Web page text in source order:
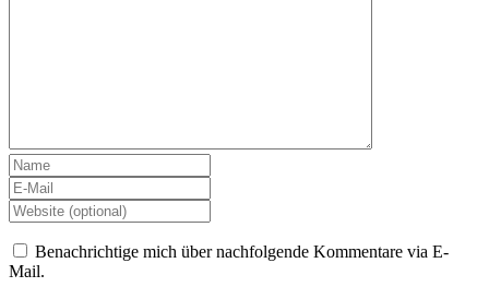
Benachrichtige mich über nachfolgende Kommentare via E-
Mail.